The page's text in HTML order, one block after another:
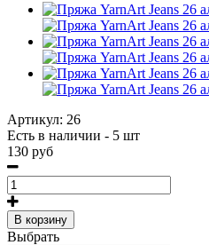
Артикул: 26
Есть в наличии - 5 шт
130 руб
В корзину
Выбрать